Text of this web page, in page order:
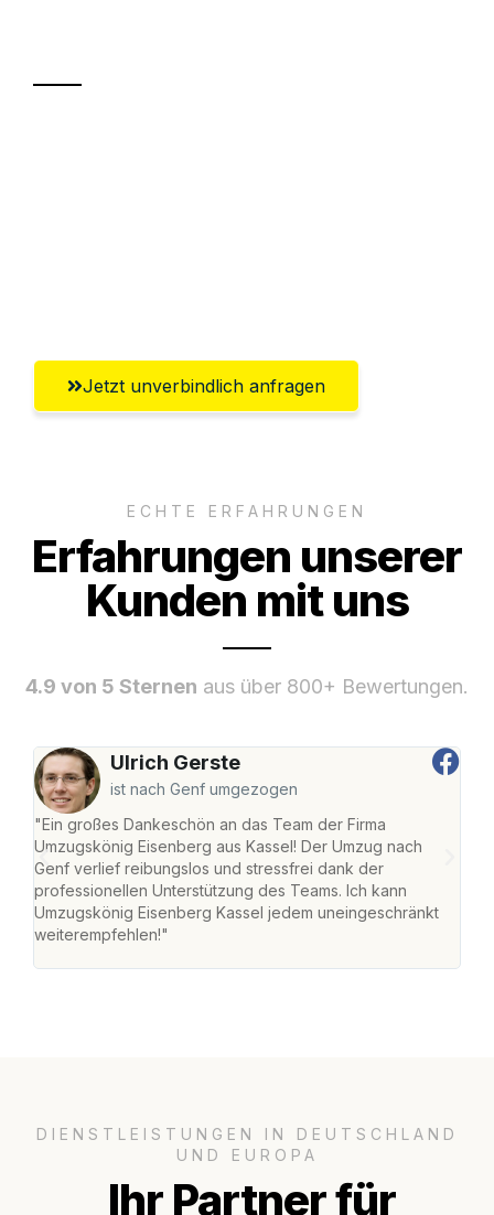
Jetzt unverbindlich anfragen
ECHTE ERFAHRUNGEN
Erfahrungen unserer
Kunden mit uns
4.9 von 5 Sternen aus über 800+ Bewertungen.
Ulrich Gerste
ist nach Genf umgezogen
"Ein großes Dankeschön an das Team der Firma
Umzugskönig Eisenberg aus Kassel! Der Umzug nach
Genf verlief reibungslos und stressfrei dank der
professionellen Unterstützung des Teams. Ich kann
Umzugskönig Eisenberg Kassel jedem uneingeschränkt
weiterempfehlen!"
DIENSTLEISTUNGEN IN DEUTSCHLAND
UND EUROPA
Ihr Partner für